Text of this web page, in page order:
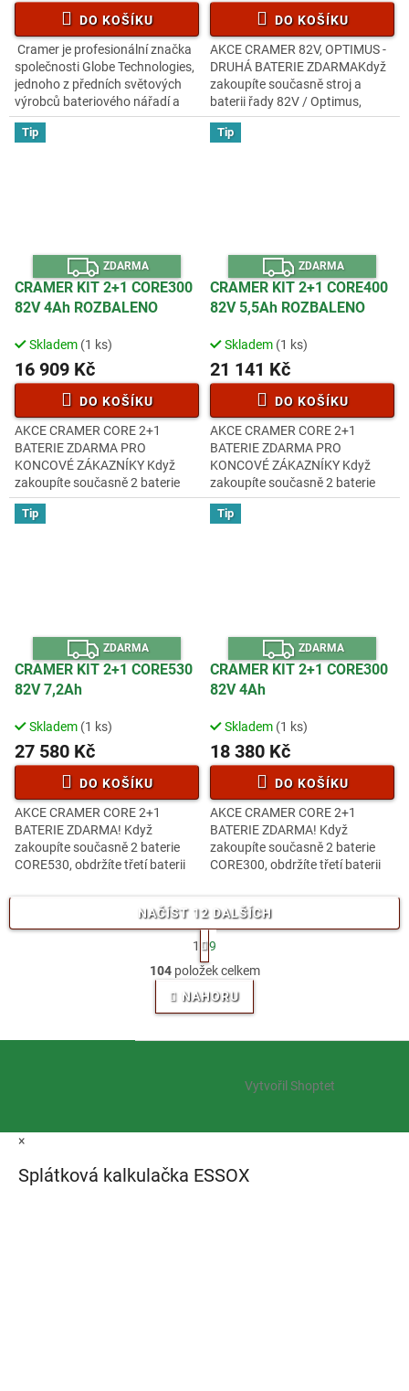
DO KOŠÍKU
Cramer je profesionální značka
společnosti Globe Technologies,
jednoho z předních světových
výrobců bateriového nářadí a
zahradního vybavení. S více než
6 000 zaměstnanci po...
DO KOŠÍKU
AKCE CRAMER 82V, OPTIMUS -
DRUHÁ BATERIE ZDARMAKdyž
zakoupíte současně stroj a
baterii řady 82V / Optimus,
obdržíte druhou baterii stejné
nebo menší kapacity (v případě
Tip
Z
D
A
R
M
ZDARMA
CRAMER KIT 2+1 CORE300
82V 4Ah ROZBALENO
Skladem (1 ks)
16 909 Kč
DO KOŠÍKU
AKCE CRAMER CORE 2+1
BATERIE ZDARMA PRO
KONCOVÉ ZÁKAZNÍKY Když
zakoupíte současně 2 baterie
CORE300, obdržíte třetí baterii
stejné kapacity ZDARMA!!!.
Tip
Z
D
A
R
M
ZDARMA
CRAMER KIT 2+1 CORE400
82V 5,5Ah ROZBALENO
Skladem (1 ks)
21 141 Kč
DO KOŠÍKU
AKCE CRAMER CORE 2+1
BATERIE ZDARMA PRO
KONCOVÉ ZÁKAZNÍKY Když
zakoupíte současně 2 baterie
CORE400, obdržíte třetí baterii
stejné kapacity ZDARMA!!!.
Tip
Z
D
A
ZDARMA
CRAMER KIT 2+1 CORE530
82V 7,2Ah
Skladem (1 ks)
27 580 Kč
DO KOŠÍKU
AKCE CRAMER CORE 2+1
BATERIE ZDARMA! Když
zakoupíte současně 2 baterie
CORE530, obdržíte třetí baterii
Cramer baterie Optimus
CORE530Na jaře 2025 Cramer...
Tip
Z
D
A
ZDARMA
CRAMER KIT 2+1 CORE300
82V 4Ah
Skladem (1 ks)
18 380 Kč
DO KOŠÍKU
AKCE CRAMER CORE 2+1
BATERIE ZDARMA! Když
zakoupíte současně 2 baterie
CORE300, obdržíte třetí baterii
jaře 2025 Cramer představuje
novou řadu baterií...
O
v
l
á
v
y
v
NAČÍST 12 DALŠÍCH
t
r
á
n
k
v
1
9
104položek celkem
NAHORU
t
Vytvořil Shoptet
×
Splátková kalkulačka ESSOX